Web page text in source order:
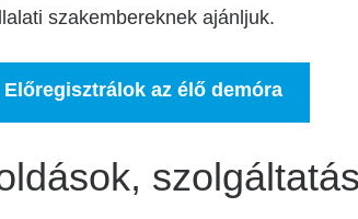
szakembereknek ajánljuk.
Előregisztrálok az élő demóra